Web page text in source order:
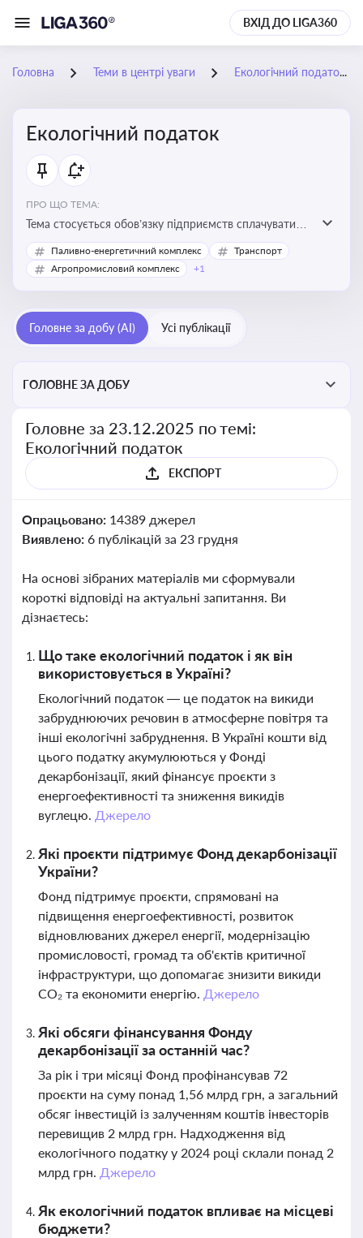
ВХІД ДО LIGA360
Головна Теми в центрі уваги Екологічний податок
Екологічний податок
ПРО ЩО ТЕМА:
Тема стосується обов’язку підприємств сплачувати
екологічний податок за забруднення довкілля. Вона
важлива для екологічного контролю бізнесу,
Паливно-енергетичний комплекс
Транспорт
Агропромисловий комплекс
+1
Головне за добу (AI) Усі публікації
ГОЛОВНЕ ЗА ДОБУ
Головне за 23.12.2025 по темі:
Екологічний податок
ЕКСПОРТ
Опрацьовано: 14389 джерел
Виявлено: 6 публікацій за 23 грудня
На основі зібраних матеріалів ми сформували
короткі відповіді на актуальні запитання. Ви
дізнаєтесь:
Що таке екологічний податок і як він
використовується в Україні?
Екологічний податок — це податок на викиди
забруднюючих речовин в атмосферне повітря та
інші екологічні забруднення. В Україні кошти від
цього податку акумулюються у Фонді
декарбонізації, який фінансує проєкти з
енергоефективності та зниження викидів
вуглецю. Джерело
Які проєкти підтримує Фонд декарбонізації
України?
Фонд підтримує проєкти, спрямовані на
підвищення енергоефективності, розвиток
відновлюваних джерел енергії, модернізацію
промисловості, громад та об'єктів критичної
інфраструктури, що допомагає знизити викиди
CO₂ та економити енергію. Джерело
Які обсяги фінансування Фонду
декарбонізації за останній час?
За рік і три місяці Фонд профінансував 72
проєкти на суму понад 1,56 млрд грн, а загальний
обсяг інвестицій із залученням коштів інвесторів
перевищив 2 млрд грн. Надходження від
екологічного податку у 2024 році склали понад 2
млрд грн. Джерело
Як екологічний податок впливає на місцеві
бюджети?